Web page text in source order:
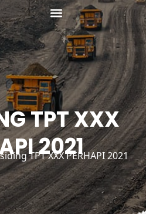
TPT XXX
2021
TPT XXX PERHAPI 2021